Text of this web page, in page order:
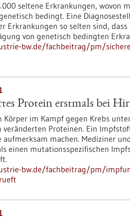
seltene Erkrankungen, wovon
bedingt. Eine
Erkrankungen so selten sind,
von genetisch bedingten
bw.de/fachbeitrag/pm/
Protein erstmals bei
im Kampf gegen Krebs
Proteinen. Ein
machen. Mediziner
einen mutationsspezifischen
bw.de/fachbeitrag/pm/